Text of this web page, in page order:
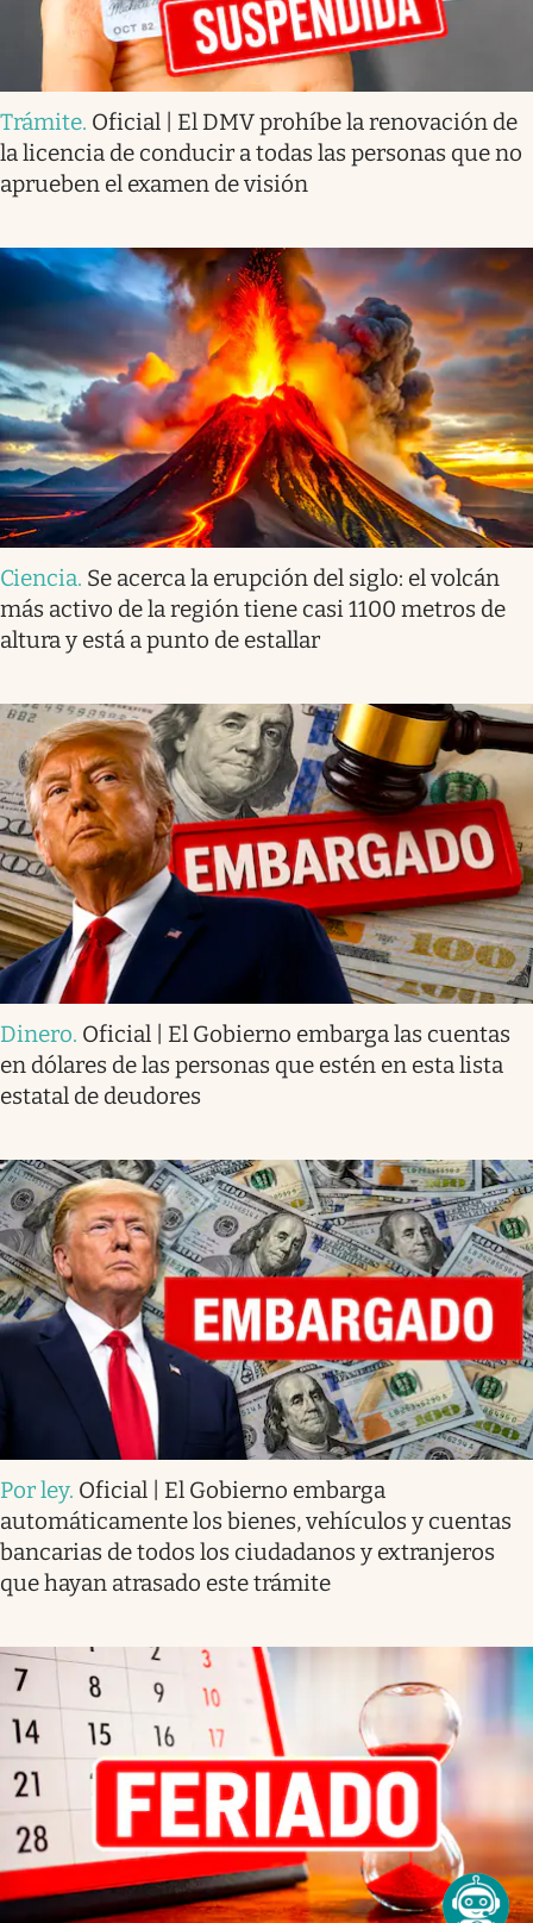
Trámite. Oficial | El DMV prohíbe la renovación de
la licencia de conducir a todas las personas que no
aprueben el examen de visión
Ciencia. Se acerca la erupción del siglo: el volcán
más activo de la región tiene casi 1100 metros de
altura y está a punto de estallar
Dinero. Oficial | El Gobierno embarga las cuentas
en dólares de las personas que estén en esta lista
estatal de deudores
Por ley. Oficial | El Gobierno embarga
automáticamente los bienes, vehículos y cuentas
bancarias de todos los ciudadanos y extranjeros
que hayan atrasado este trámite